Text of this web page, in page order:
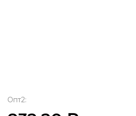
Опт2: